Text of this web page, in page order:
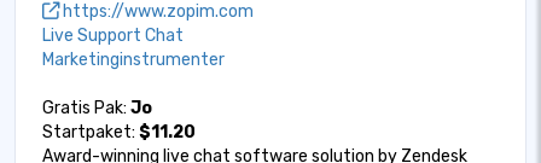
https://www.zopim.com
Live Support Chat
Marketinginstrumenter
Gratis Pak: Jo
Startpaket: $11.20
Award-winning live chat software solution by Zendesk